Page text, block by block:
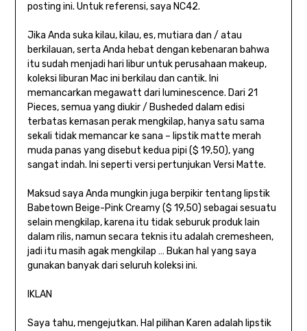
posting ini. Untuk referensi, saya NC42.
Jika Anda suka kilau, kilau, es, mutiara dan / atau
berkilauan, serta Anda hebat dengan kebenaran bahwa
itu sudah menjadi hari libur untuk perusahaan makeup,
koleksi liburan Mac ini berkilau dan cantik. Ini
memancarkan megawatt dari luminescence. Dari 21
Pieces, semua yang diukir / Busheded dalam edisi
terbatas kemasan perak mengkilap, hanya satu sama
sekali tidak memancar ke sana – lipstik matte merah
muda panas yang disebut kedua pipi ($ 19,50), yang
sangat indah. Ini seperti versi pertunjukan Versi Matte.
Maksud saya Anda mungkin juga berpikir tentang lipstik
Babetown Beige-Pink Creamy ($ 19,50) sebagai sesuatu
selain mengkilap, karena itu tidak seburuk produk lain
dalam rilis, namun secara teknis itu adalah cremesheen,
jadi itu masih agak mengkilap … Bukan hal yang saya
gunakan banyak dari seluruh koleksi ini.
IKLAN
Saya tahu, mengejutkan. Hal pilihan Karen adalah lipstik